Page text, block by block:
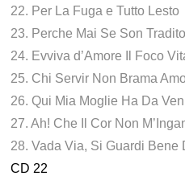
22. Per La Fuga e Tutto Lesto
23. Perche Mai Se Son Tradito
24. Evviva d’Amore Il Foco
25. Chi Servir Non Brama
26. Qui Mia Moglie Ha Da
27. Ah! Che Il Cor Non
28. Vada Via, Si Guardi Bene
CD 22